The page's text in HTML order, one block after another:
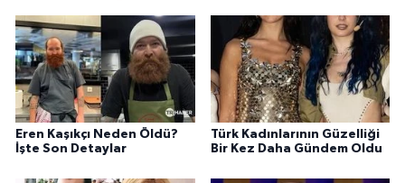
Eren Kaşıkçı Neden Öldü?
İşte Son Detaylar
Türk Kadınlarının Güzelliği
Bir Kez Daha Gündem Oldu